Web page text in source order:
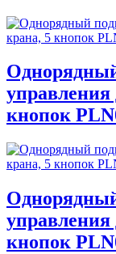
управления
кнопок
управления
кнопок